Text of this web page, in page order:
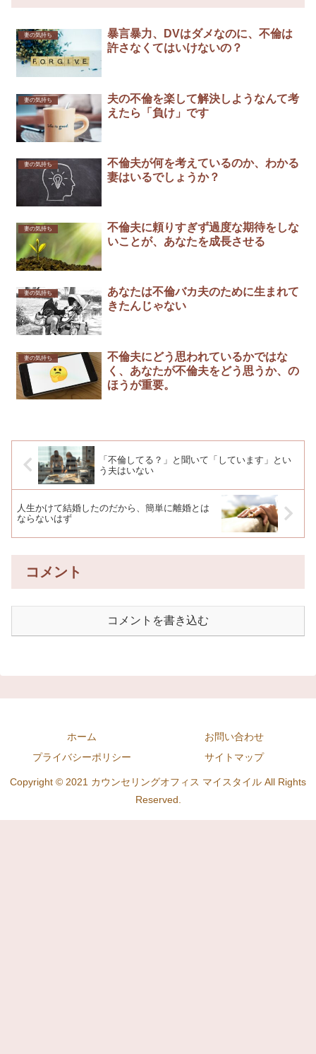
妻の気持ち
暴言暴力、DVはダメなのに、不倫は
許さなくてはいけないの？
妻の気持ち
夫の不倫を楽して解決しようなんて考
えたら「負け」です￼
妻の気持ち
不倫夫が何を考えているのか、わかる
妻はいるでしょうか？
妻の気持ち
不倫夫に頼りすぎず過度な期待をしな
いことが、あなたを成長させる
妻の気持ち
あなたは不倫バカ夫のために生まれて
きたんじゃない
妻の気持ち
不倫夫にどう思われているかではな
く、あなたが不倫夫をどう思うか、の
ほうが重要。
「不倫してる？」と聞いて「しています」とい
う夫はいない
人生かけて結婚したのだから、簡単に離婚とは
ならないはず
コメント
コメントを書き込む
ホーム
お問い合わせ
プライバシーポリシー
サイトマップ
Copyright © 2021 カウンセリングオフィス マイスタイル All Rights
Reserved.